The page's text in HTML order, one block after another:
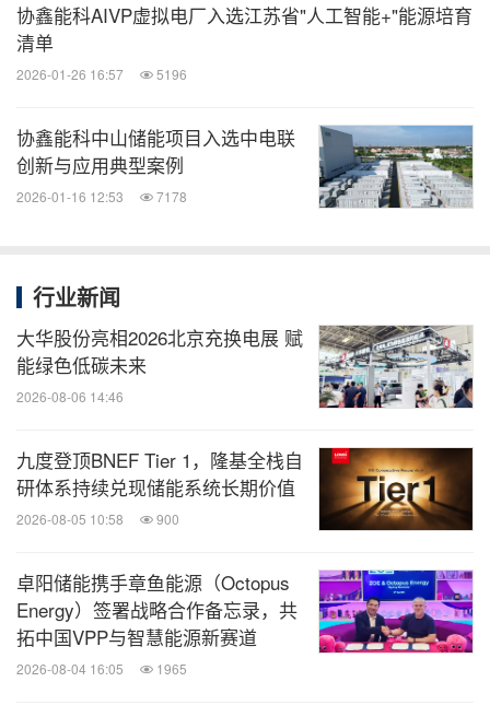
协鑫能科AIVP虚拟电厂入选江苏省"人工智能+"能源培育
清单
2026-01-26 16:57 5196
协鑫能科中山储能项目入选中电联
创新与应用典型案例
2026-01-16 12:53 7178
行业新闻
大华股份亮相2026北京充换电展 赋
能绿色低碳未来
2026-08-06 14:46
九度登顶BNEF Tier 1，隆基全栈自
研体系持续兑现储能系统长期价值
2026-08-05 10:58 900
卓阳储能携手章鱼能源（Octopus
Energy）签署战略合作备忘录，共
拓中国VPP与智慧能源新赛道
2026-08-04 16:05 1965